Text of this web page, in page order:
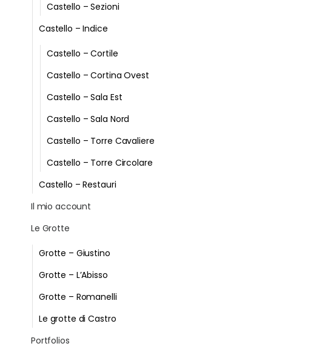
Castello – Sezioni
Castello – Indice
Castello – Cortile
Castello – Cortina Ovest
Castello – Sala Est
Castello – Sala Nord
Castello – Torre Cavaliere
Castello – Torre Circolare
Castello – Restauri
Il mio account
Le Grotte
Grotte – Giustino
Grotte – L’Abisso
Grotte – Romanelli
Le grotte di Castro
Portfolios